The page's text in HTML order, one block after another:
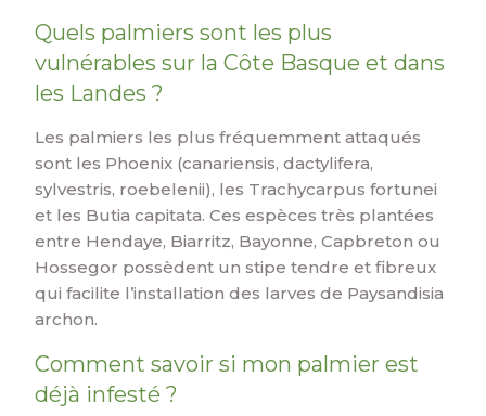
Quels palmiers sont les plus
vulnérables sur la Côte Basque et dans
les Landes ?
Les palmiers les plus fréquemment attaqués
sont les Phoenix (canariensis, dactylifera,
sylvestris, roebelenii), les Trachycarpus fortunei
et les Butia capitata. Ces espèces très plantées
entre Hendaye, Biarritz, Bayonne, Capbreton ou
Hossegor possèdent un stipe tendre et fibreux
qui facilite l’installation des larves de Paysandisia
archon.
Comment savoir si mon palmier est
déjà infesté ?